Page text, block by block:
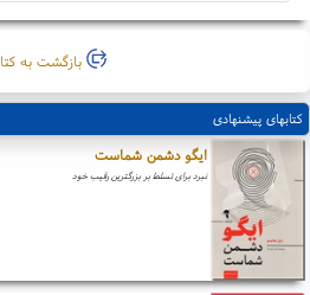
بازگشت به
کتابهای پیشنهادی
ایگو دشمن شماست
نبرد برای تسلط بر بزرگترین رقیب خود